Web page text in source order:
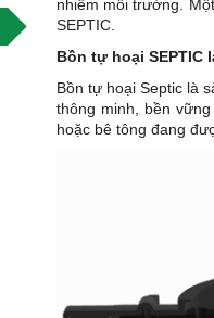
nhiễm môi trường.
SEPTIC.
Bồn tự hoại SEPTIC
Bồn tự hoại Septic là
thông minh, bền
hoặc bê tông đang